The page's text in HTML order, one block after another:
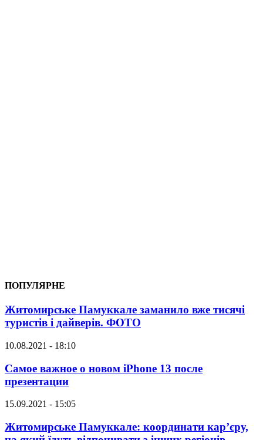
ПОПУЛЯРНЕ
Житомирське Памуккале заманило вже тисячі
туристів і дайверів. ФОТО
10.08.2021 - 18:10
Самое важное о новом iPhone 13 после
презентации
15.09.2021 - 15:05
Житомирське Памуккале: координати кар’єру,